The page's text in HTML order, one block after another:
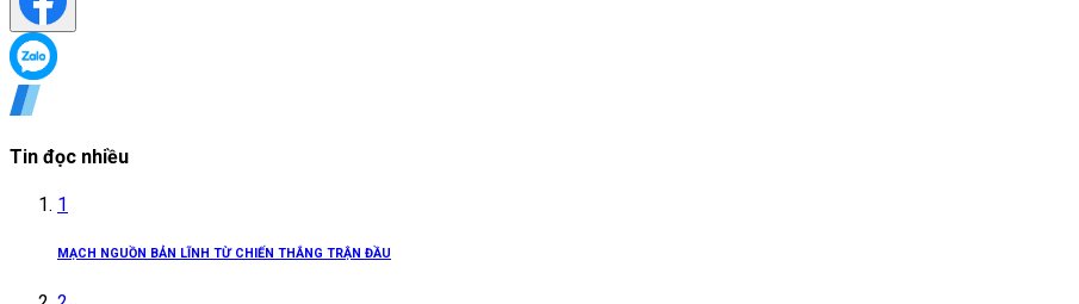
Tin đọc nhiều
1
MẠCH NGUỒN BẢN LĨNH TỪ CHIẾN THẮNG TRẬN ĐẦU